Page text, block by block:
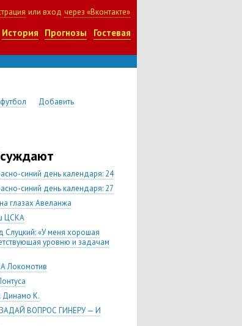
или вход через «Вконтакте»
История Прогнозы Гостевая
Добавить
синий день календаря: 24
синий день календаря: 27
глазах Авеланжа
ЦСКА
Слуцкий: «У меня хорошая
уровню и задачам
Локомотив
К.
ЗАДАЙ ВОПРОС ГИНЕРУ — И